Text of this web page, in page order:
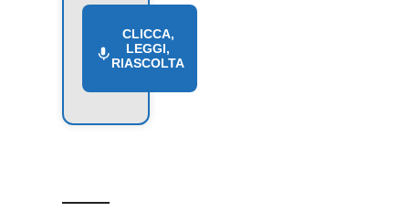
CLICCA,
LEGGI,
RIASCOLTA